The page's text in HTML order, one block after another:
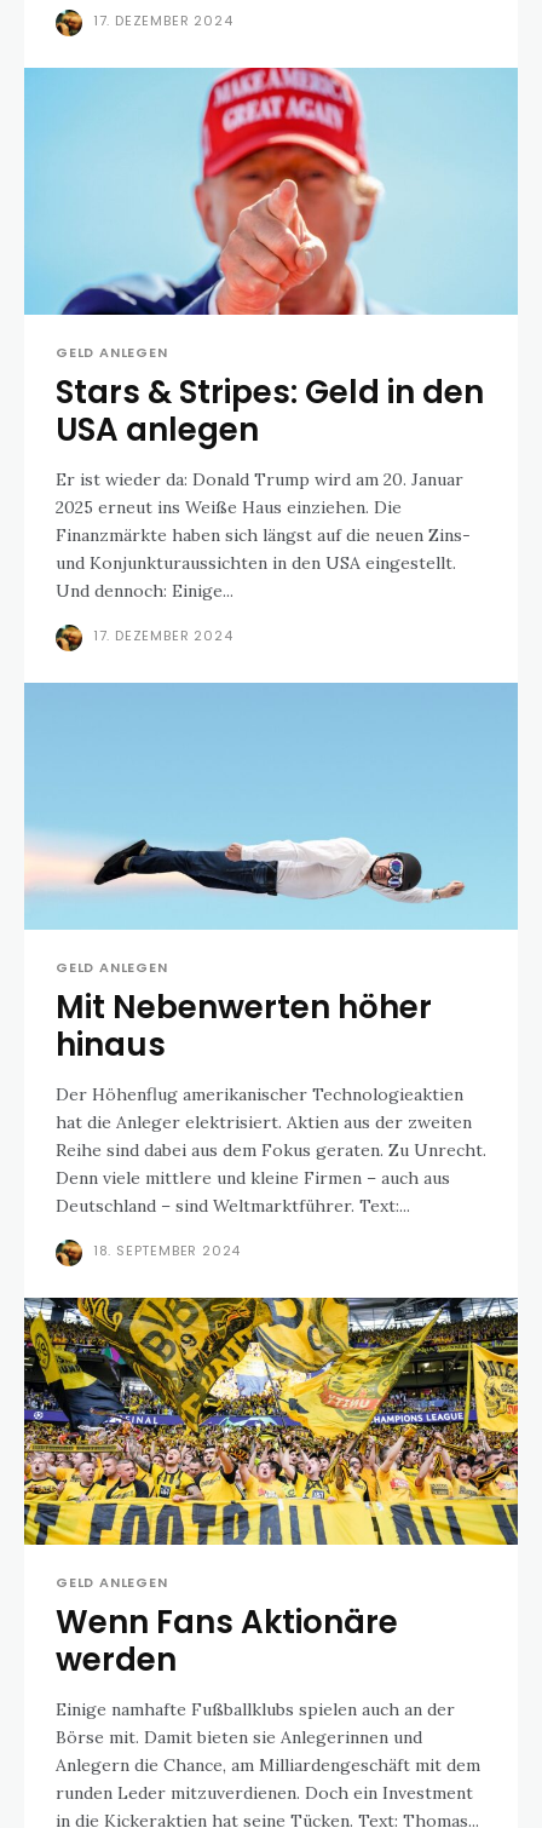
17. DEZEMBER 2024
GELD ANLEGEN
Stars & Stripes: Geld in den
USA anlegen
Er ist wieder da: Donald Trump wird am 20. Januar
2025 erneut ins Weiße Haus einziehen. Die
Finanzmärkte haben sich längst auf die neuen Zins-
und Konjunkturaussichten in den USA eingestellt.
Und dennoch: Einige...
17. DEZEMBER 2024
GELD ANLEGEN
Mit Nebenwerten höher
hinaus
Der Höhenflug amerikanischer Technologieaktien
hat die Anleger elektrisiert. Aktien aus der zweiten
Reihe sind dabei aus dem Fokus geraten. Zu Unrecht.
Denn viele mittlere und kleine Firmen – auch aus
Deutschland – sind Weltmarktführer. Text:...
18. SEPTEMBER 2024
GELD ANLEGEN
Wenn Fans Aktionäre
werden
Einige namhafte Fußballklubs spielen auch an der
Börse mit. Damit bieten sie Anlegerinnen und
Anlegern die Chance, am Milliardengeschäft mit dem
runden Leder mitzuverdienen. Doch ein Investment
in die Kickeraktien hat seine Tücken. Text: Thomas...